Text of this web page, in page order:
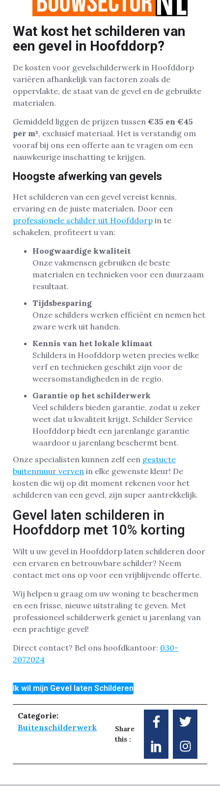
Wat kost het schilderen van
een gevel in Hoofddorp?
De kosten voor gevelschilderwerk in Hoofddorp
variëren afhankelijk van factoren zoals de
oppervlakte, de staat van de gevel en de gebruikte
materialen.
Gemiddeld liggen de prijzen tussen €35 en €45
per m², exclusief materiaal. Het is verstandig om
vooraf bij ons een offerte aan te vragen om een
nauwkeurige inschatting te krijgen.
Hoogste afwerking van gevels
Het schilderen van een gevel vereist kennis,
ervaring en de juiste materialen. Door een
professionele schilder uit Hoofddorp in te
schakelen, profiteert u van:
Hoogwaardige kwaliteit
Onze vakmensen gebruiken de beste
materialen en technieken voor een duurzaam
resultaat.
Tijdsbesparing
Onze schilders werken efficiënt en nemen het
zware werk uit handen.
Kennis van het lokale klimaat
Schilders in Hoofddorp weten precies welke
verf en technieken geschikt zijn voor de
weersomstandigheden in de regio.
Garantie op het schilderwerk
Veel schilders bieden garantie, zodat u zeker
weet dat u kwaliteit krijgt. Schilder Service
Hoofddorp biedt een jarenlange garantie
waardoor u jarenlang beschermt bent.
Onze specialisten kunnen zelf een gestucte
buitenmuur verven in elke gewenste kleur! De
kosten die wij op dit moment rekenen voor het
schilderen van een gevel, zijn super aantrekkelijk.
Gevel laten schilderen in
Hoofddorp met 10% korting
Wilt u uw gevel in Hoofddorp laten schilderen door
een ervaren en betrouwbare schilder? Neem
contact met ons op voor een vrijblijvende offerte.
Wij helpen u graag om uw woning te beschermen
en een frisse, nieuwe uitstraling te geven. Met
professioneel schilderwerk geniet u jarenlang van
een prachtige gevel!
Direct contact? Bel ons hoofdkantoor: 030-
2072024
Ik wil mijn Gevel laten Schilderen
Categorie:
Buitenschilderwerk
Share
this :